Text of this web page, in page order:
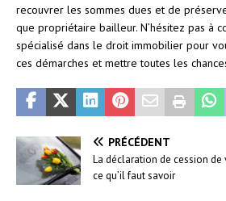
recouvrer les sommes dues et de
que propriétaire bailleur. N’hésitez pas à
spécialisé dans le droit immobilier pour
ces démarches et mettre toutes les
PRÉCÉDENT
La déclaration de cession
ce qu’il faut savoir